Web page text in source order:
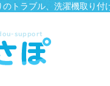
トラブル、洗濯機取り付